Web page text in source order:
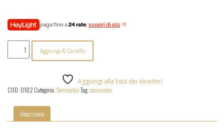
paga fino a24 rate, scopri di più
MixDream
Aggiungi Al Carrello
Aggiungi alla lista dei desideri
COD: 0182 Categoria:SommatoriTag:sommatori
Descrizione